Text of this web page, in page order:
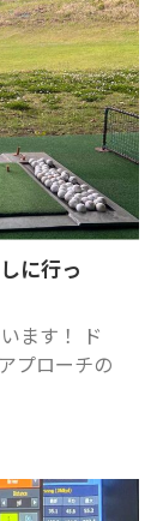
に行っ
ます！ ド
プローチの